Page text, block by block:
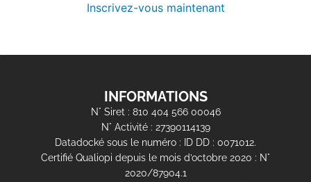
Inscrivez-vous maintenant
INFORMATIONS
N° Siret : 810 404 566 00046
N° Activité : 27390114139
Datadocké sous le numéro : ID DD : 0071012.
Certifié Qualiopi depuis le mois d’octobre 2020 : N°
2020/87904.1